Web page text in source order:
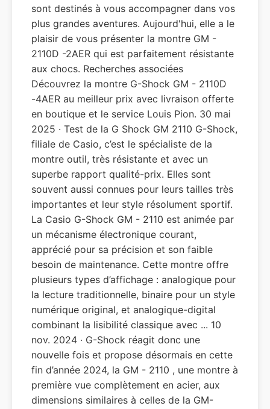
sont destinés à vous accompagner dans vos
plus grandes aventures. Aujourd'hui, elle a le
plaisir de vous présenter la montre GM -
2110D -2AER qui est parfaitement résistante
aux chocs. Recherches associées
Découvrez la montre G-Shock GM - 2110D
-4AER au meilleur prix avec livraison offerte
en boutique et le service Louis Pion. 30 mai
2025 · Test de la G Shock GM 2110 G-Shock,
filiale de Casio, c’est le spécialiste de la
montre outil, très résistante et avec un
superbe rapport qualité-prix. Elles sont
souvent aussi connues pour leurs tailles très
importantes et leur style résolument sportif.
La Casio G-Shock GM - 2110 est animée par
un mécanisme électronique courant,
apprécié pour sa précision et son faible
besoin de maintenance. Cette montre offre
plusieurs types d’affichage : analogique pour
la lecture traditionnelle, binaire pour un style
numérique original, et analogique-digital
combinant la lisibilité classique avec ... 10
nov. 2024 · G-Shock réagit donc une
nouvelle fois et propose désormais en cette
fin d’année 2024, la GM - 2110 , une montre à
première vue complètement en acier, aux
dimensions similaires à celles de la GM-